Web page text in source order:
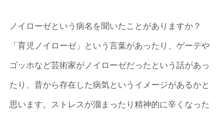
ノイローゼという病名を聞いたことがありますか？
「育児ノイローゼ」という言葉があったり、ゲーテや
ゴッホなど芸術家がノイローゼだったという話があっ
たり、昔から存在した病気というイメージがあるかと
思います。ストレスが溜まったり精神的に辛くなった